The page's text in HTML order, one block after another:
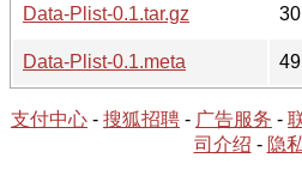
Data-Plist-0.1.tar.gz
Data-Plist-0.1.meta
支付中心 - 搜狐招聘 - 广告服务 -
司介绍 - 隐